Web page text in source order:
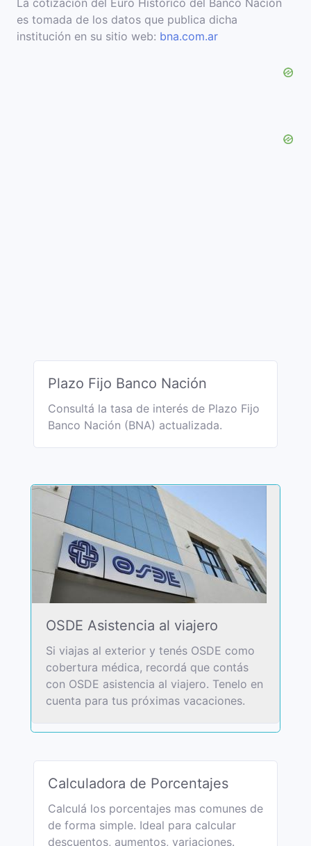
La cotización del Euro Histórico del Banco Nación
es tomada de los datos que publica dicha
institución en su sitio web: bna.com.ar
Plazo Fijo Banco Nación
Consultá la tasa de interés de Plazo Fijo
Banco Nación (BNA) actualizada.
OSDE Asistencia al viajero
Si viajas al exterior y tenés OSDE como
cobertura médica, recordá que contás
con OSDE asistencia al viajero. Tenelo en
cuenta para tus próximas vacaciones.
Calculadora de Porcentajes
Calculá los porcentajes mas comunes de
de forma simple. Ideal para calcular
descuentos, aumentos, variaciones.